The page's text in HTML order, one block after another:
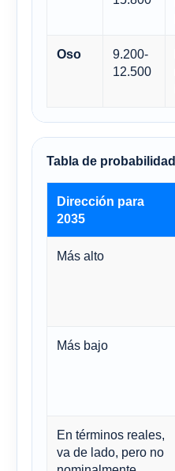
Oso
9.200-
12.500
Tabla de probabilidad
Dirección para
2035
Más alto
Más bajo
En términos reales,
va de lado, pero no